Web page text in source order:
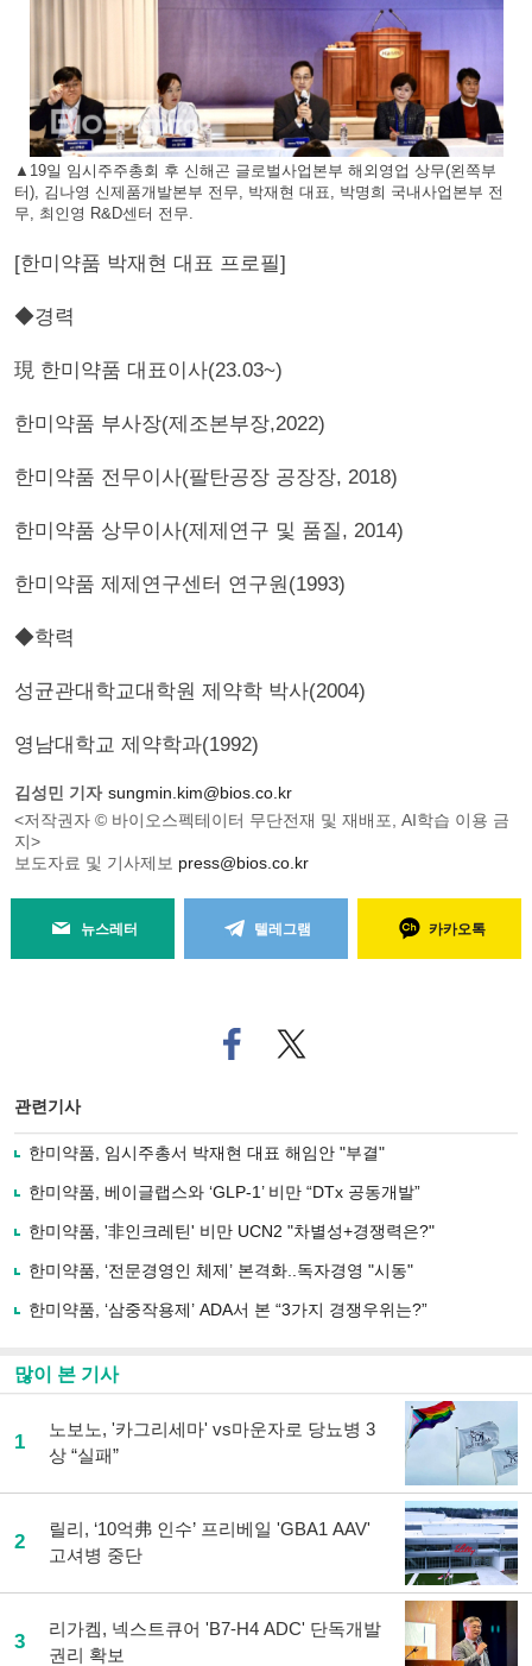
▲19일 임시주주총회 후 신해곤 글로벌사업본부 해외영업 상무(왼쪽부
터), 김나영 신제품개발본부 전무, 박재현 대표, 박명희 국내사업본부 전
무, 최인영 R&D센터 전무.
[한미약품 박재현 대표 프로필]
◆경력
現 한미약품 대표이사(23.03~)
한미약품 부사장(제조본부장,2022)
한미약품 전무이사(팔탄공장 공장장, 2018)
한미약품 상무이사(제제연구 및 품질, 2014)
한미약품 제제연구센터 연구원(1993)
◆학력
성균관대학교대학원 제약학 박사(2004)
영남대학교 제약학과(1992)
김성민 기자 sungmin.kim@bios.co.kr
<저작권자 © 바이오스펙테이터 무단전재 및 재배포, AI학습 이용 금
지>
보도자료 및 기사제보 press@bios.co.kr
뉴스레터 텔레그램 카카오톡
페
이
로
기
사
유
기
트위
터로
관련기사
한미약품, 임시주총서 박재현 대표 해임안 "부결"
한미약품, 베이글랩스와 ‘GLP-1’ 비만 “DTx 공동개발”
한미약품, '非인크레틴' 비만 UCN2 "차별성+경쟁력은?"
한미약품, ‘전문경영인 체제’ 본격화..독자경영 "시동"
한미약품, ‘삼중작용제’ ADA서 본 “3가지 경쟁우위는?”
많이 본 기사
1
노보노, '카그리세마' vs마운자로 당뇨병 3
상 “실패”
2
릴리, ‘10억弗 인수’ 프리베일 'GBA1 AAV'
고셔병 중단
3
리가켐, 넥스트큐어 'B7-H4 ADC' 단독개발
권리 확보